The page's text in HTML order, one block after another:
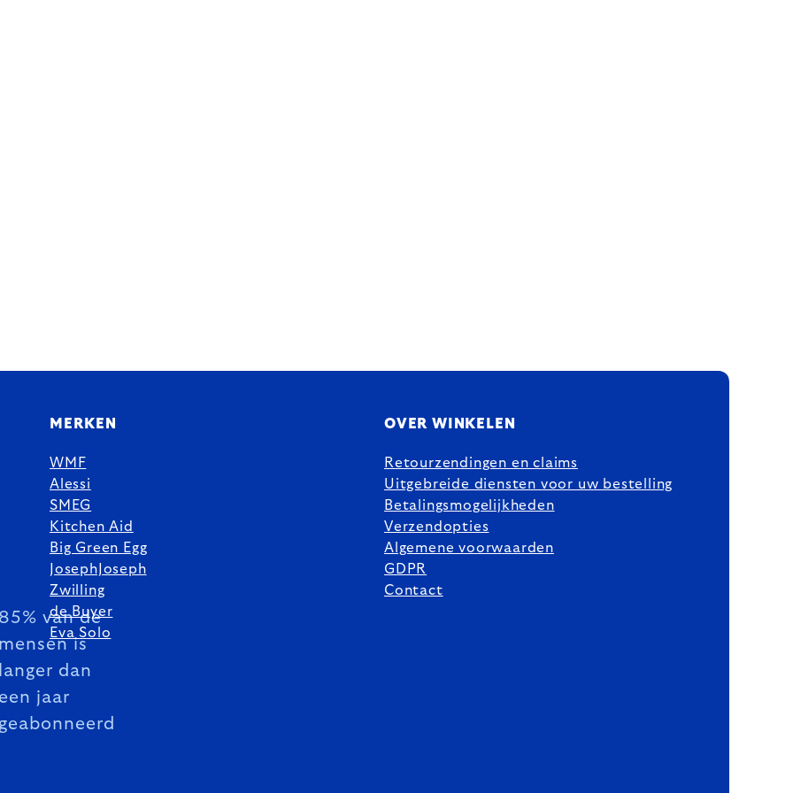
85% van de
mensen is
langer dan
een jaar
geabonneerd
MERKEN
WMF
Alessi
SMEG
Kitchen Aid
Big Green Egg
JosephJoseph
Zwilling
de Buyer
Eva Solo
OVER WINKELEN
Retourzendingen en claims
Uitgebreide diensten voor uw bestelling
Betalingsmogelijkheden
Verzendopties
Algemene voorwaarden
GDPR
Contact